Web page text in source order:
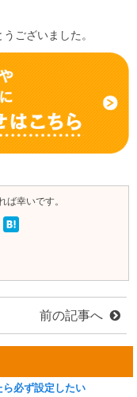
ございました。
ば幸いです。
前の記事へ
必ず設定したい